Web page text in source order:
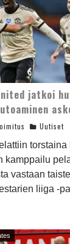
jatkoi
Uutiset
torstaina
kamppailu
vastaan
liiga -